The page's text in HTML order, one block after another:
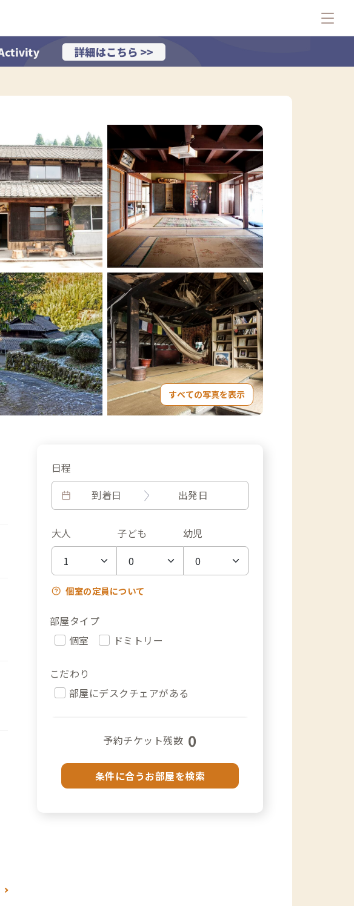
すべての写真を表示
日程
到着日
出発日
大人 子ども 幼児
個室の定員について
部屋タイプ
個室
ドミトリー
こだわり
部屋にデスクチェアがある
予約チケット残数 0
条件に合うお部屋を検索